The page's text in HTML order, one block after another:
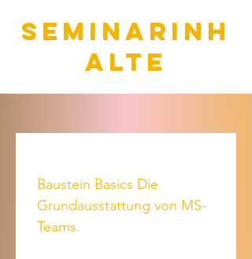
seminarinh
alte
Baustein Basics Die
Grundausstattung von MS-
Teams.